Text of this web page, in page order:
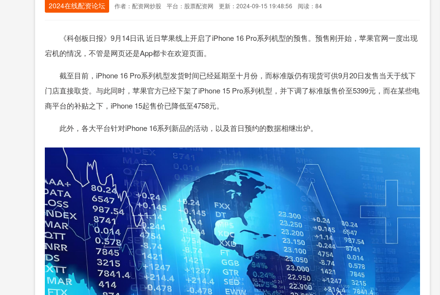
2024在线配资论坛 作者：配资网炒股 平台：股票配资网 更新：2024-09-15 19:48:56 阅读：84
《科创板日报》9月14日讯 近日苹果线上开启了iPhone 16 Pro系列机型的预售。预售刚开始，苹果官网一度出现
宕机的情况，不管是网页还是App都卡在欢迎页面。
截至目前，iPhone 16 Pro系列机型发货时间已经延期至十月份，而标准版仍有现货可供9月20日发售当天于线下
门店直接取货。与此同时，苹果官方已经下架了iPhone 15 Pro系列机型，并下调了标准版售价至5399元，而在某些电
商平台的补贴之下，iPhone 15起售价已降低至4758元。
此外，各大平台针对iPhone 16系列新品的活动，以及首日预约的数据相继出炉。